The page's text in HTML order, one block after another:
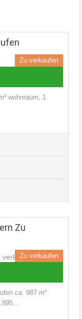
Zu verkaufen
wohnraum, 1
Zu
Zu verkaufen
ca. 987 m²